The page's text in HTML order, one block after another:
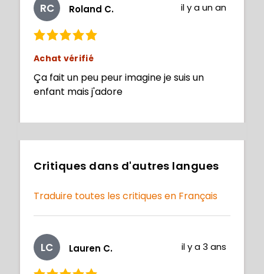
RC Roland C. il y a un an
Achat vérifié
Ça fait un peu peur imagine je suis un
enfant mais j'adore
Critiques dans d'autres langues
Traduire toutes les critiques en Français
LC Lauren C. il y a 3 ans